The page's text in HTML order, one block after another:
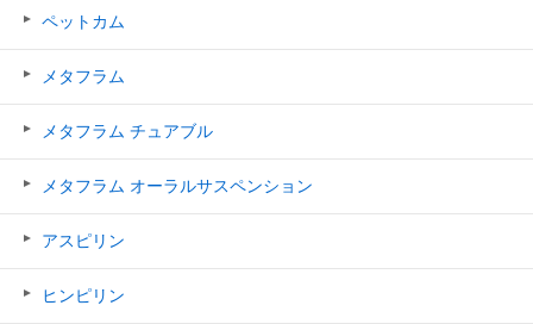
ペットカム
メタフラム
メタフラム チュアブル
メタフラム オーラルサスペンション
アスピリン
ヒンピリン